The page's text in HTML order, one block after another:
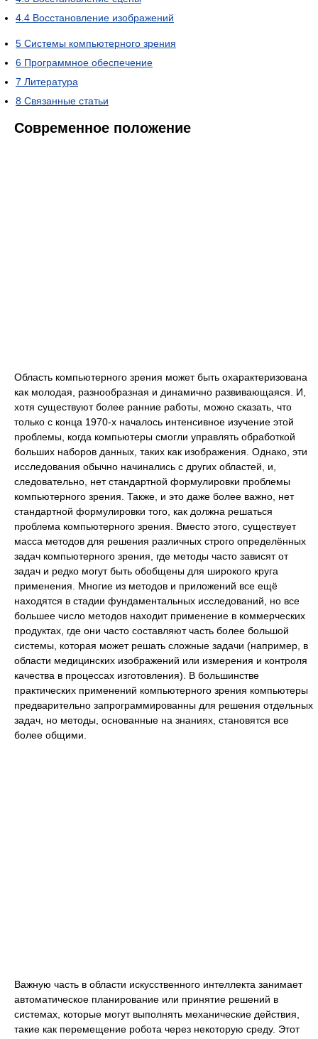
4.4 Восстановление изображений
5 Системы компьютерного зрения
6 Программное обеспечение
7 Литература
8 Связанные статьи
Современное положение
Область компьютерного зрения может быть охарактеризована
как молодая, разнообразная и динамично развивающаяся. И,
хотя существуют более ранние работы, можно сказать, что
только с конца 1970-х началось интенсивное изучение этой
проблемы, когда компьютеры смогли управлять обработкой
больших наборов данных, таких как изображения. Однако, эти
исследования обычно начинались с других областей, и,
следовательно, нет стандартной формулировки проблемы
компьютерного зрения. Также, и это даже более важно, нет
стандартной формулировки того, как должна решаться
проблема компьютерного зрения. Вместо этого, существует
масса методов для решения различных строго определённых
задач компьютерного зрения, где методы часто зависят от
задач и редко могут быть обобщены для широкого круга
применения. Многие из методов и приложений все ещё
находятся в стадии фундаментальных исследований, но все
большее число методов находит применение в коммерческих
продуктах, где они часто составляют часть более большой
системы, которая может решать сложные задачи (например, в
области медицинских изображений или измерения и контроля
качества в процессах изготовления). В большинстве
практических применений компьютерного зрения компьютеры
предварительно запрограммированны для решения отдельных
задач, но методы, основанные на знаниях, становятся все
более общими.
Важную часть в области искусственного интеллекта занимает
автоматическое планирование или принятие решений в
системах, которые могут выполнять механические действия,
такие как перемещение робота через некоторую среду. Этот